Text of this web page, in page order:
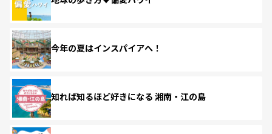
今年の夏はインスパイアへ！
知れば知るほど好きになる 湘南・江の島